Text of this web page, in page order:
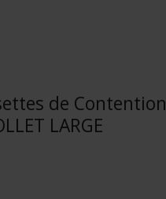
de Contention
LARGE